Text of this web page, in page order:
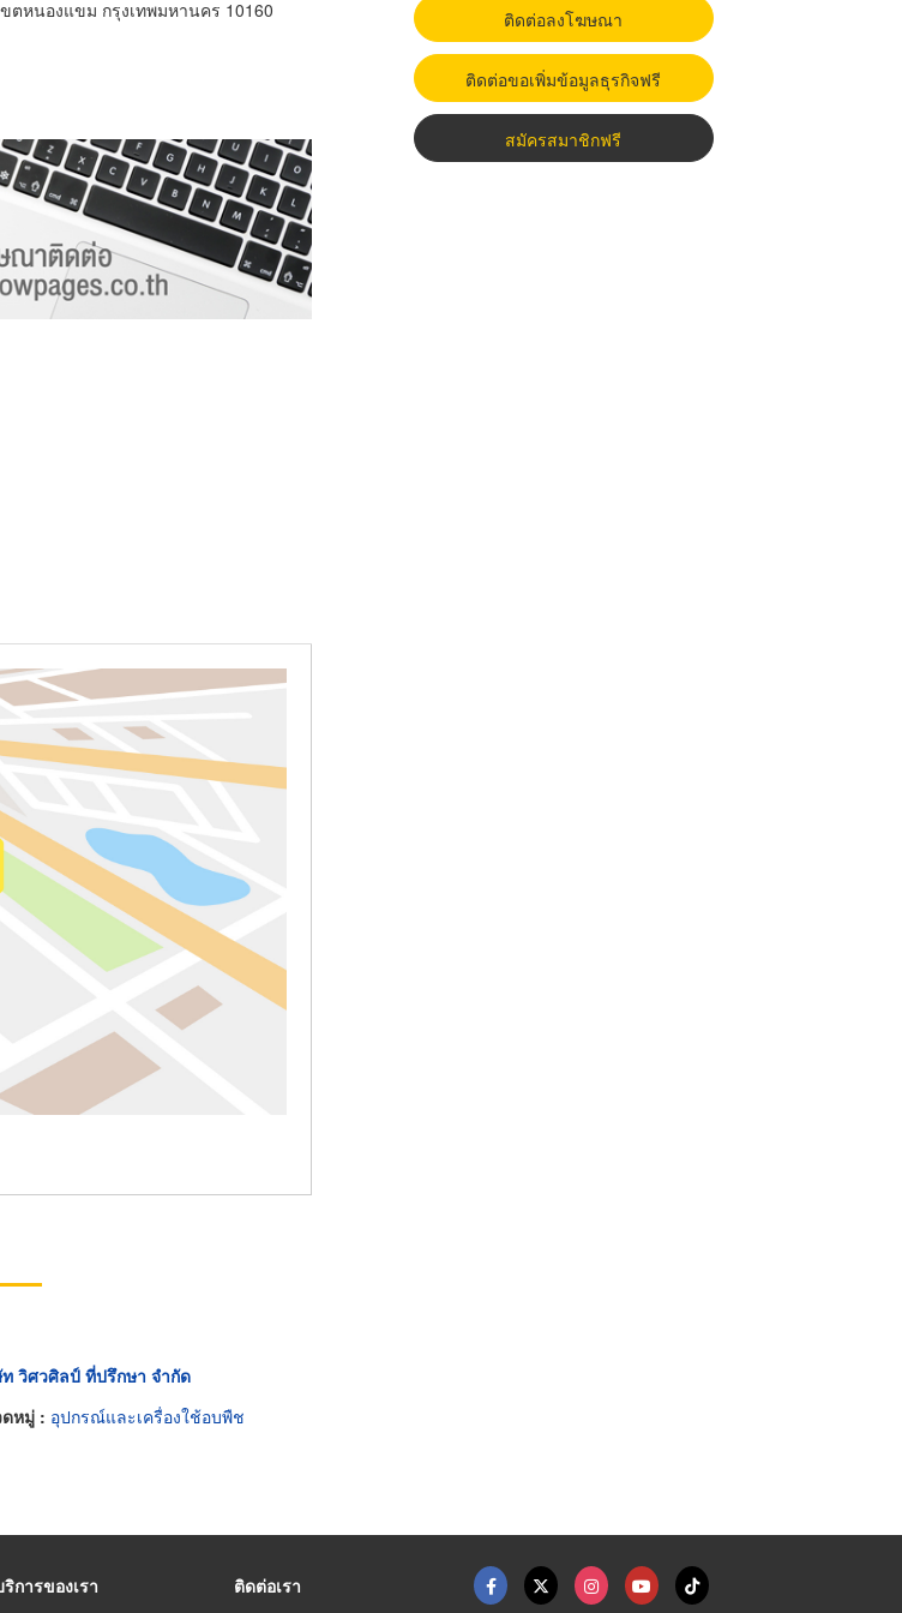
ตหนองแขม กรุงเทพมหานคร 10160
วิศวศิลป์ ที่ปรึกษา จำกัด
หมู่ : อุปกรณ์และเครื่องใช้อบพืช
ติดต่อลงโฆษณา
ติดต่อขอเพิ่มข้อมูลธุรกิจฟรี
สมัครสมาชิกฟรี
การของเรา ติดต่อเรา